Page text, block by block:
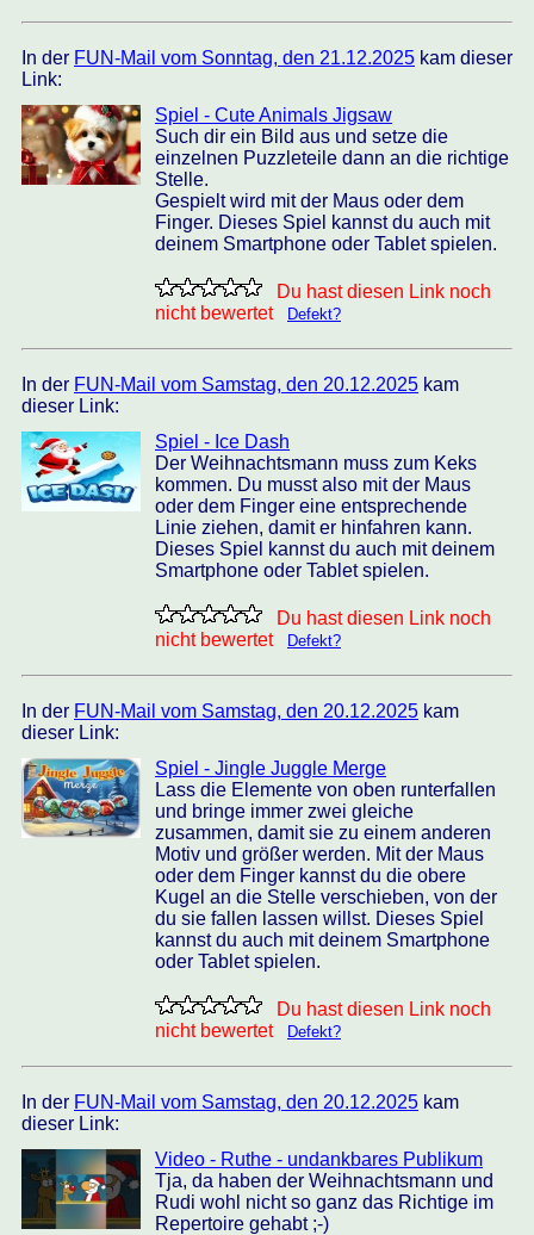
In der FUN-Mail vom Sonntag, den 21.12.2025 kam dieser
Link:
Spiel - Cute Animals Jigsaw
Such dir ein Bild aus und setze die
einzelnen Puzzleteile dann an die richtige
Stelle.
Gespielt wird mit der Maus oder dem
Finger. Dieses Spiel kannst du auch mit
deinem Smartphone oder Tablet spielen.
Du hast diesen Link noch
nicht bewertet
Defekt?
In der FUN-Mail vom Samstag, den 20.12.2025 kam
dieser Link:
Spiel - Ice Dash
Der Weihnachtsmann muss zum Keks
kommen. Du musst also mit der Maus
oder dem Finger eine entsprechende
Linie ziehen, damit er hinfahren kann.
Dieses Spiel kannst du auch mit deinem
Smartphone oder Tablet spielen.
Du hast diesen Link noch
nicht bewertet
Defekt?
In der FUN-Mail vom Samstag, den 20.12.2025 kam
dieser Link:
Spiel - Jingle Juggle Merge
Lass die Elemente von oben runterfallen
und bringe immer zwei gleiche
zusammen, damit sie zu einem anderen
Motiv und größer werden. Mit der Maus
oder dem Finger kannst du die obere
Kugel an die Stelle verschieben, von der
du sie fallen lassen willst. Dieses Spiel
kannst du auch mit deinem Smartphone
oder Tablet spielen.
Du hast diesen Link noch
nicht bewertet
Defekt?
In der FUN-Mail vom Samstag, den 20.12.2025 kam
dieser Link:
Video - Ruthe - undankbares Publikum
Tja, da haben der Weihnachtsmann und
Rudi wohl nicht so ganz das Richtige im
Repertoire gehabt ;-)